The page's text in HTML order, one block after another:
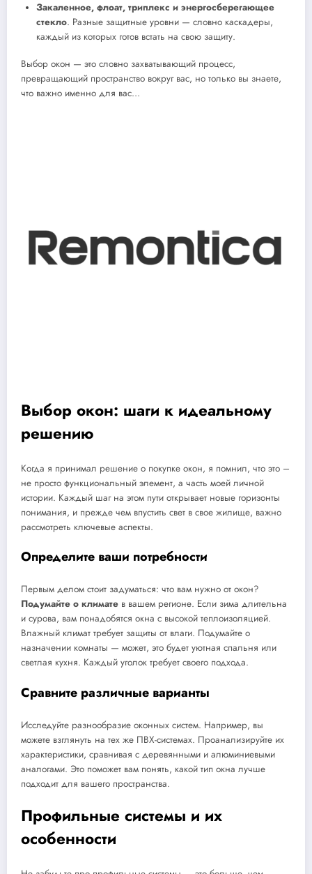
Закаленное, флоат, триплекс и энергосберегающее
стекло. Разные защитные уровни — словно каскадеры,
каждый из которых готов встать на свою защиту.
Выбор окон — это словно захватывающий процесс,
превращающий пространство вокруг вас, но только вы знаете,
что важно именно для вас…
Выбор окон: шаги к идеальному
решению
Когда я принимал решение о покупке окон, я помнил, что это –
не просто функциональный элемент, а часть моей личной
истории. Каждый шаг на этом пути открывает новые горизонты
понимания, и прежде чем впустить свет в свое жилище, важно
рассмотреть ключевые аспекты.
Определите ваши потребности
Первым делом стоит задуматься: что вам нужно от окон?
Подумайте о климате в вашем регионе. Если зима длительна
и сурова, вам понадобятся окна с высокой теплоизоляцией.
Влажный климат требует защиты от влаги. Подумайте о
назначении комнаты — может, это будет уютная спальня или
светлая кухня. Каждый уголок требует своего подхода.
Сравните различные варианты
Исследуйте разнообразие оконных систем. Например, вы
можете взглянуть на тех же ПВХ-системах. Проанализируйте их
характеристики, сравнивая с деревянными и алюминиевыми
аналогами. Это поможет вам понять, какой тип окна лучше
подходит для вашего пространства.
Профильные системы и их
особенности